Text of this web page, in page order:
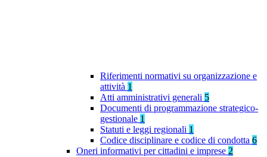
Riferimenti normativi su organizzazione e
attività 1
Atti amministrativi generali 5
Documenti di programmazione strategico-
gestionale 1
Statuti e leggi regionali 1
Codice disciplinare e codice di condotta 6
Oneri informativi per cittadini e imprese 2